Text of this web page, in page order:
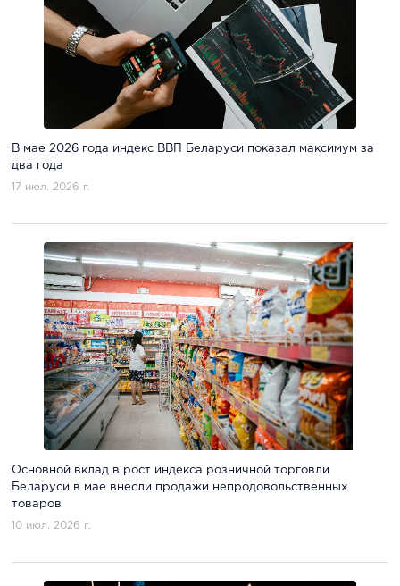
В мае 2026 года индекс ВВП Беларуси показал максимум за
два года
17 июл. 2026 г.
Основной вклад в рост индекса розничной торговли
Беларуси в мае внесли продажи непродовольственных
товаров
10 июл. 2026 г.